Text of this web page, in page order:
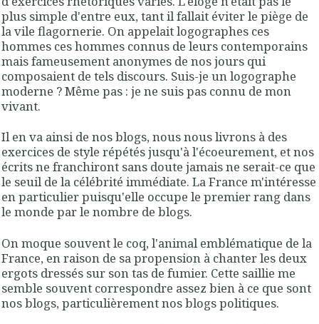
plus simple d'entre eux, tant il fallait éviter le piège de
la vile flagornerie. On appelait logographes ces
hommes ces hommes connus de leurs contemporains
mais fameusement anonymes de nos jours qui
composaient de tels discours. Suis-je un logographe
moderne ? Même pas : je ne suis pas connu de mon
vivant.
Il en va ainsi de nos blogs, nous nous livrons à des
exercices de style répétés jusqu'à l'écoeurement, et nos
écrits ne franchiront sans doute jamais ne serait-ce que
le seuil de la célébrité immédiate. La France m'intéresse
en particulier puisqu'elle occupe le premier rang dans
le monde par le nombre de blogs.
On moque souvent le coq, l'animal emblématique de la
France, en raison de sa propension à chanter les deux
ergots dressés sur son tas de fumier. Cette saillie me
semble souvent correspondre assez bien à ce que sont
nos blogs, particulièrement nos blogs politiques.